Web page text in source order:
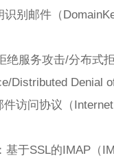
别邮件（
服务攻击/分布式
Distributed Denial
访问协议（Internet
于SSL的IMAP（